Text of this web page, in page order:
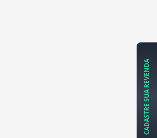
CADASTRE SUA REVENDA